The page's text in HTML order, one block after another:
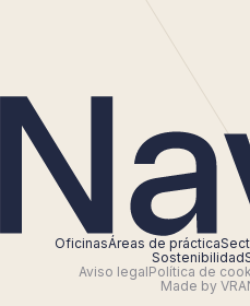
OficinasÁreas de práctica
Sostenibilidad
Aviso legalPolítica de
Made by